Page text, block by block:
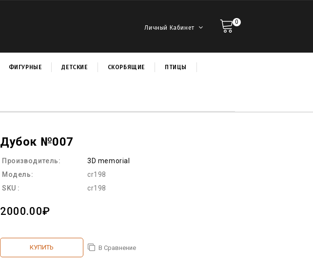
Личный Кабинет
0
ФИГУРНЫЕ ДЕТСКИЕ СКОРБЯЩИЕ ПТИЦЫ
Дубок №007
Производитель:
3D memorial
Модель:
cr198
SKU :
cr198
2000.00₽
КУПИТЬ В Сравнение